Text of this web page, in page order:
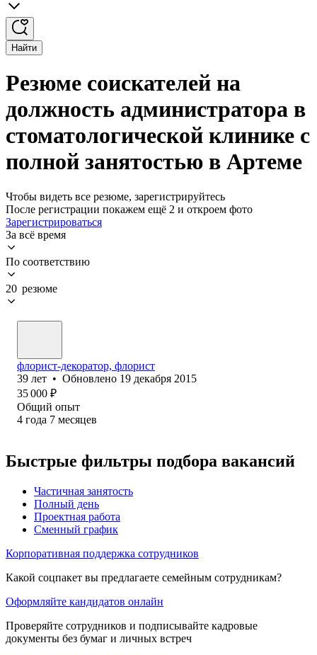
Найти
Резюме соискателей на
должность администратора в
стоматологической клинике с
полной занятостью в Артеме
Чтобы видеть все резюме, зарегистрируйтесь
После регистрации покажем ещё 2 и откроем фото
Зарегистрироваться
За всё время
По соответствию
20 резюме
флорист-декоратор, флорист
39 лет • Обновлено 19 декабря 2015
35 000 ₽
Общий опыт
4 года 7 месяцев
Быстрые фильтры подбора вакансий
Частичная занятость
Полный день
Проектная работа
Сменный график
Корпоративная поддержка сотрудников
Какой соцпакет вы предлагаете семейным сотрудникам?
Оформляйте кандидатов онлайн
Проверяйте сотрудников и подписывайте кадровые
документы без бумаг и личных встреч